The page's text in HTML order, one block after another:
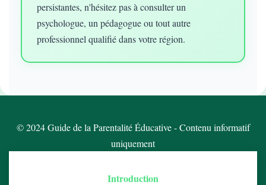
persistantes, n'hésitez pas à consulter un
psychologue, un pédagogue ou tout autre
professionnel qualifié dans votre région.
© 2024 Guide de la Parentalité Éducative - Contenu informatif
uniquement
Introduction